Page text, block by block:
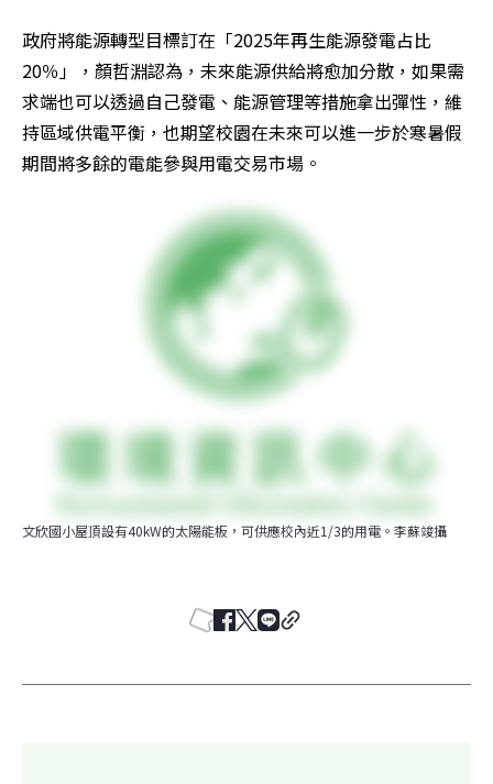
政府將能源轉型目標訂在「2025年再生能源發電占比
20％」，顏哲淵認為，未來能源供給將愈加分散，如果需
求端也可以透過自己發電、能源管理等措施拿出彈性，維
持區域供電平衡，也期望校園在未來可以進一步於寒暑假
期間將多餘的電能參與用電交易市場。
文欣國小屋頂設有40kW的太陽能板，可供應校內近1/3的用電。李蘇竣攝